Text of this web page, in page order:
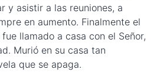
y asistir a las reuniones, a
en aumento. Finalmente el
llamado a casa con el Señor,
Murió en su casa tan
que se apaga.